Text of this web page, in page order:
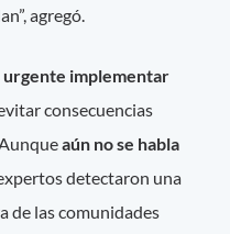
agregó.
urgente implementar
consecuencias
aún no se habla
detectaron una
de las comunidades